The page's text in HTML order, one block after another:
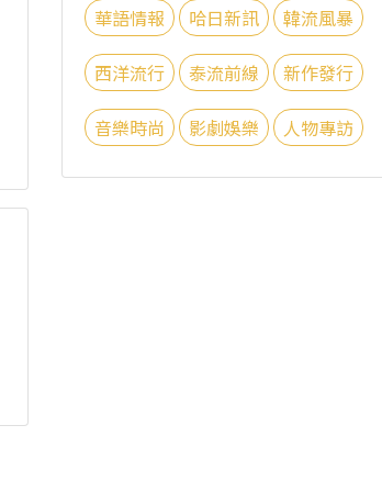
華語情報 哈日新訊 韓流風暴
西洋流行 泰流前線 新作發行
音樂時尚 影劇娛樂 人物專訪